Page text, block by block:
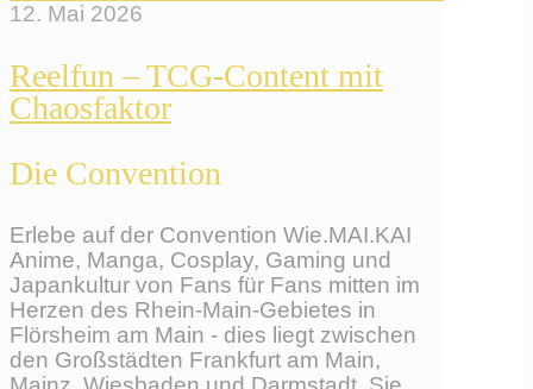
12. Mai 2026
Reelfun – TCG-Content mit
Chaosfaktor
Die Convention
Erlebe auf der Convention Wie.MAI.KAI
Anime, Manga, Cosplay, Gaming und
Japankultur von Fans für Fans mitten im
Herzen des Rhein-Main-Gebietes in
Flörsheim am Main - dies liegt zwischen
den Großstädten Frankfurt am Main,